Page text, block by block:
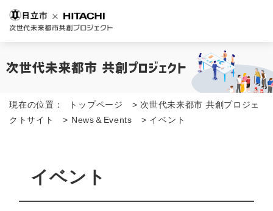
現在の位置： トップページ > 次世代未来都市 共創プロジェ
クトサイト
> News＆Events > イベント
イベント